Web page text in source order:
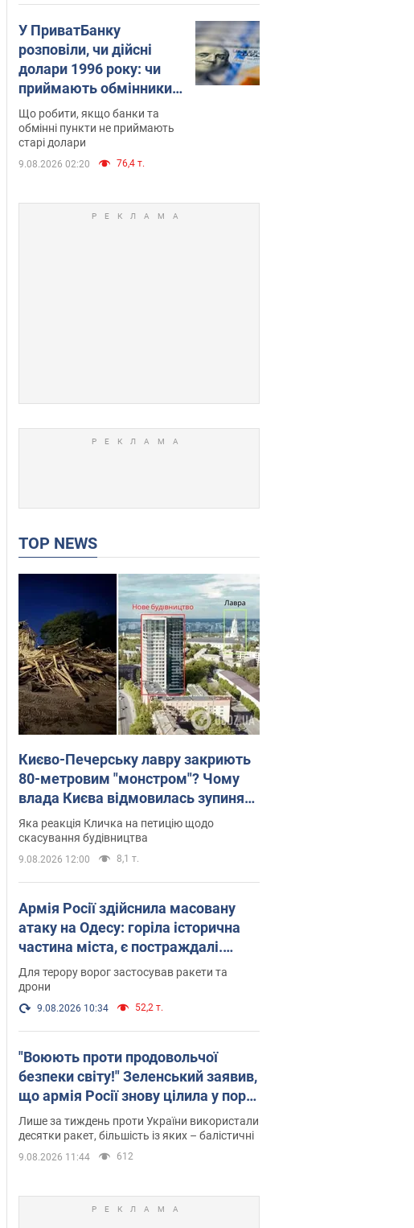
У ПриватБанку
розповіли, чи дійсні
долари 1996 року: чи
приймають обмінники
та банки такі купюри
Що робити, якщо банки та
обмінні пункти не приймають
старі долари
9.08.2026 02:20 76,4 т.
TOP NEWS
Києво-Печерську лавру закриють
80-метровим "монстром"? Чому
влада Києва відмовилась зупиняти
будівництво хмарочоса
"московського вірянина"
Яка реакція Кличка на петицію щодо
скасування будівництва
9.08.2026 12:00 8,1 т.
Армія Росії здійснила масовану
атаку на Одесу: горіла історична
частина міста, є постраждалі.
Фото та відео
Для терору ворог застосував ракети та
дрони
9.08.2026 10:34 52,2 т.
"Воюють проти продовольчої
безпеки світу!" Зеленський заявив,
що армія Росії знову цілила у порт
в Одесі
Лише за тиждень проти України використали
десятки ракет, більшість із яких – балістичні
9.08.2026 11:44 612